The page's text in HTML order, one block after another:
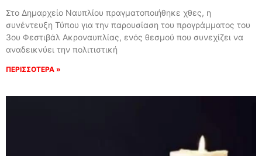
Στο Δημαρχείο Ναυπλίου πραγματοποιήθηκε χθες, η
συνέντευξη Τύπου για την παρουσίαση του προγράμματος του
3ου Φεστιβάλ Ακροναυπλίας, ενός θεσμού που συνεχίζει να
αναδεικνύει την πολιτιστική
ΠΕΡΙΣΣΟΤΕΡΑ »